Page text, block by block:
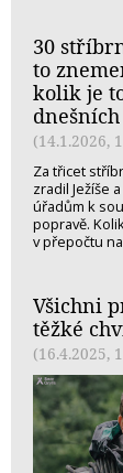
30
to
kolik je
(14.1.2026,
Za třicet
zradil Ježíše
úřadům k
popravě.
v přepočtu
Všichni
těžké
(16.4.2025,